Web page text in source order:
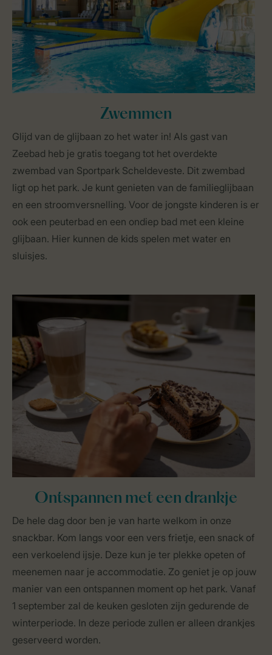
Zwemmen
Glijd van de glijbaan zo het water in! Als gast van
Zeebad heb je gratis toegang tot het overdekte
zwembad van Sportpark Scheldeveste. Dit zwembad
ligt op het park. Je kunt genieten van de familieglijbaan
en een stroomversnelling. Voor de jongste kinderen is er
ook een peuterbad en een ondiep bad met een kleine
glijbaan. Hier kunnen de kids spelen met water en
sluisjes.
Ontspannen met een drankje
De hele dag door ben je van harte welkom in onze
snackbar. Kom langs voor een vers frietje, een snack of
een verkoelend ijsje. Deze kun je ter plekke opeten of
meenemen naar je accommodatie. Zo geniet je op jouw
manier van een ontspannen moment op het park. Vanaf
1 september zal de keuken gesloten zijn gedurende de
winterperiode. In deze periode zullen er alleen drankjes
geserveerd worden.